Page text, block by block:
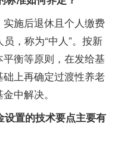
施后退休且个人缴费
，称为“中人”。按新
衡等原则，在发给基
上再确定过渡性养老
中解决。
置的技术要点主要有